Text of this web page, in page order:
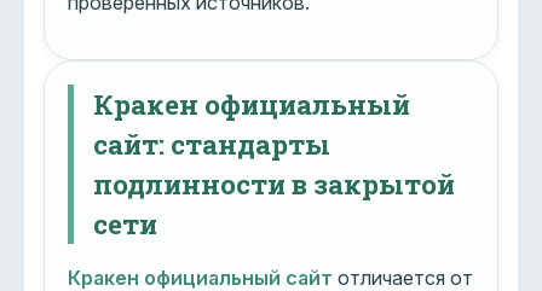
Кракен официальный
сайт: стандарты
подлинности в закрытой
сети
Кракен официальный сайт отличается от